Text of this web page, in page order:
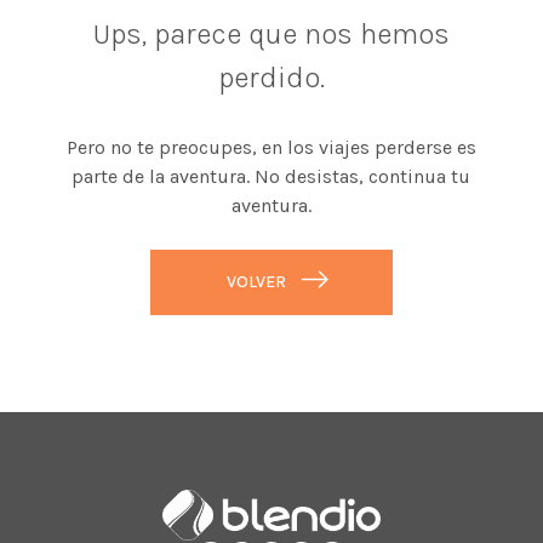
Ups, parece que nos hemos
perdido.
Pero no te preocupes, en los viajes perderse es
parte de la aventura. No desistas, continua tu
aventura.
VOLVER